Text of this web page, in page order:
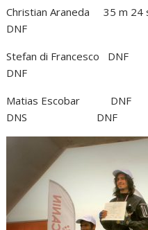
Christian
DNF
Stefan di
DNF
Matias
DNS DNF